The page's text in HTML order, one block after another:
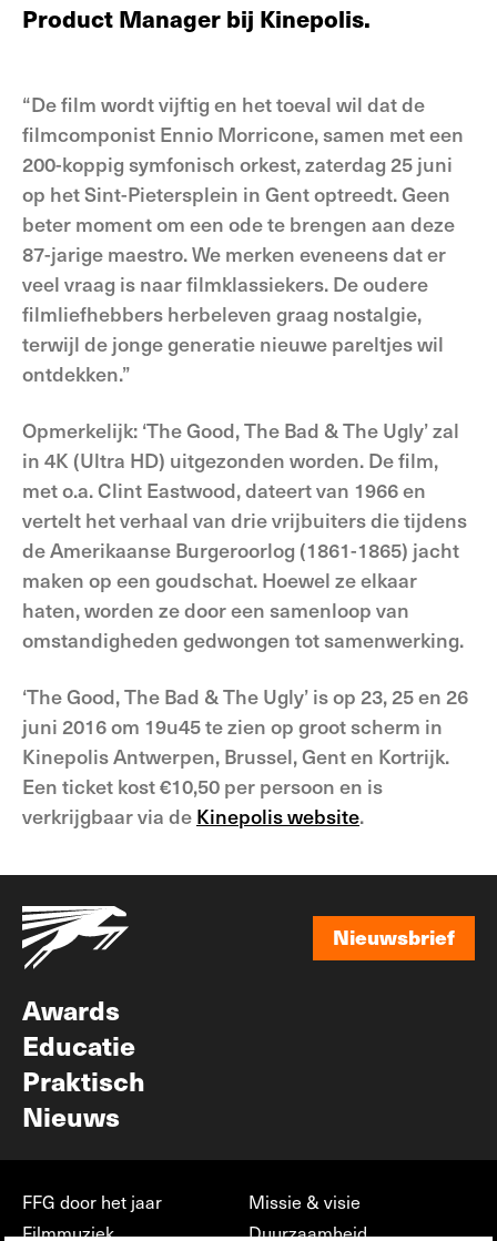
Product Manager bij Kinepolis.
“De film wordt vijftig en het toeval wil dat de
filmcomponist Ennio Morricone, samen met een
200-koppig symfonisch orkest, zaterdag 25 juni
op het Sint-Pietersplein in Gent optreedt. Geen
beter moment om een ode te brengen aan deze
87-jarige maestro. We merken eveneens dat er
veel vraag is naar filmklassiekers. De oudere
filmliefhebbers herbeleven graag nostalgie,
terwijl de jonge generatie nieuwe pareltjes wil
ontdekken.”
Opmerkelijk: ‘The Good, The Bad & The Ugly’ zal
in 4K (Ultra HD) uitgezonden worden. De film,
met o.a. Clint Eastwood, dateert van 1966 en
vertelt het verhaal van drie vrijbuiters die tijdens
de Amerikaanse Burgeroorlog (1861-1865) jacht
maken op een goudschat. Hoewel ze elkaar
haten, worden ze door een samenloop van
omstandigheden gedwongen tot samenwerking.
‘The Good, The Bad & The Ugly’ is op 23, 25 en 26
juni 2016 om 19u45 te zien op groot scherm in
Kinepolis Antwerpen, Brussel, Gent en Kortrijk.
Een ticket kost €10,50 per persoon en is
verkrijgbaar via de Kinepolis website.
Nieuwsbrief
Awards
Educatie
Praktisch
Nieuws
FFG door het jaar
Filmmuziek
Missie & visie
Duurzaamheid